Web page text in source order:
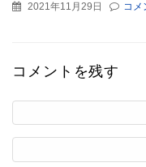
2021年11月29日 コメ
コメントを残す